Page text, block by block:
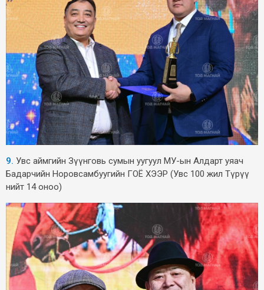
9. Увс аймгийн Зүүнговь сумын уугуул МУ-ын Алдарт уяач
Бадарчийн Норовсамбуугийн ГОЁ ХЭЭР (Увс 100 жил Түрүү
нийт 14 оноо)